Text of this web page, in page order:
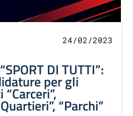
24/02/2023
DI TUTTI”:
per gli
“Parchi”